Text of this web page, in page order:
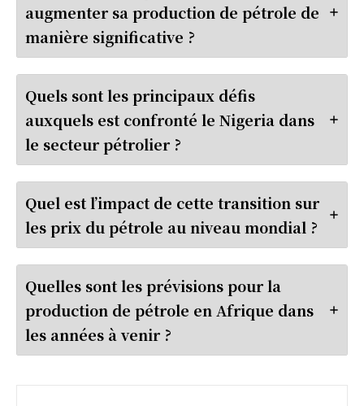
augmenter sa production de pétrole de
manière significative ?
Quels sont les principaux défis
auxquels est confronté le Nigeria dans
le secteur pétrolier ?
Quel est l’impact de cette transition sur
les prix du pétrole au niveau mondial ?
Quelles sont les prévisions pour la
production de pétrole en Afrique dans
les années à venir ?